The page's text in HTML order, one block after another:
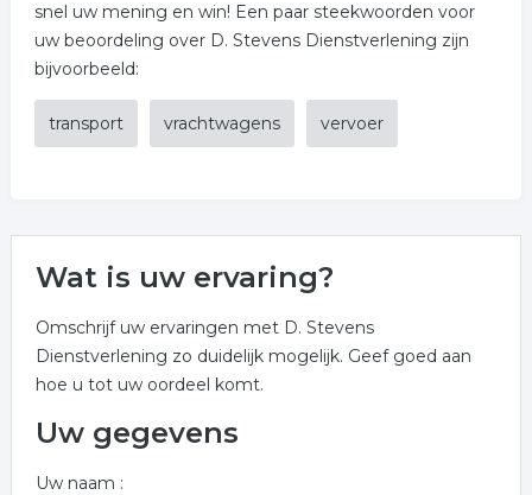
snel uw mening en win! Een paar steekwoorden voor
uw beoordeling over D. Stevens Dienstverlening zijn
bijvoorbeeld:
transport vrachtwagens vervoer
Wat is uw ervaring?
Omschrijf uw ervaringen met D. Stevens
Dienstverlening zo duidelijk mogelijk. Geef goed aan
hoe u tot uw oordeel komt.
Uw gegevens
Uw naam :